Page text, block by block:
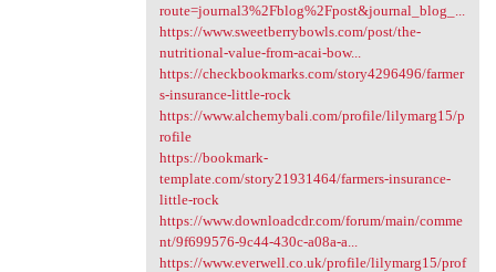
route=journal3%2Fblog%2Fpost&journal_blog_...
https://www.sweetberrybowls.com/post/the-
nutritional-value-from-acai-bow...
https://checkbookmarks.com/story4296496/farmer
s-insurance-little-rock
https://www.alchemybali.com/profile/lilymarg15/p
rofile
https://bookmark-
template.com/story21931464/farmers-insurance-
little-rock
https://www.downloadcdr.com/forum/main/comme
nt/9f699576-9c44-430c-a08a-a...
https://www.everwell.co.uk/profile/lilymarg15/prof